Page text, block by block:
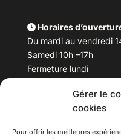
Gérer le
cookies
Pour offrir les meilleures
Horaires
Du mardi au vendredi
Samedi 10h –17h
Fermeture lundi
Téléphone : 04 78